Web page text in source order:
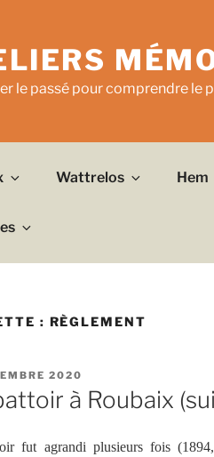
le passé pour comprendre le
Wattrelos Hem
: RÈGLEMENT
2020
à Roubaix
fut agrandi plusieurs fois